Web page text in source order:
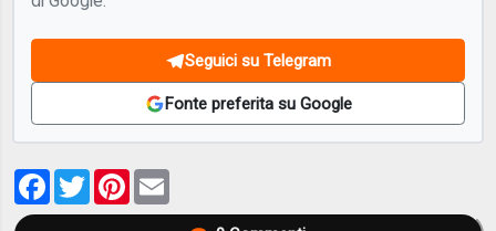
Seguici su Telegram
Fonte preferita su Google
Facebook
TwitterPinterest